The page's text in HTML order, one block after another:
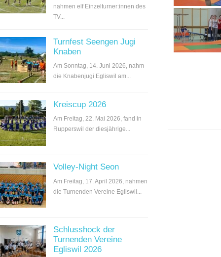
nahmen elf Einzelturner:innen des
TV...
Turnfest Seengen Jugi
Knaben
Am Sonntag, 14. Juni 2026, nahm
die Knabenjugi Egliswil am...
Kreiscup 2026
Am Freitag, 22. Mai 2026, fand in
Rupperswil der diesjährige...
Volley-Night Seon
Am Freitag, 17. April 2026, nahmen
die Turnenden Vereine Egliswil...
Schlusshock der
Turnenden Vereine
Egliswil 2026